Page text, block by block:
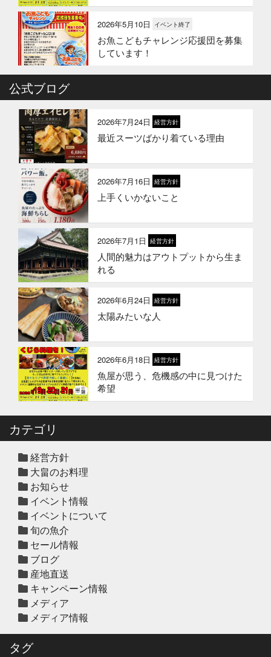
2026年5月10日 イベント終了
お魚こどもチャレンジ応援団を募集
しています！
お魚こどもチャレンジ第10弾
2026年3月24日 イベント終了
2026年3月10日 お知らせ
2026年1月21日 お知らせ
冬のギフトはかぎやオンラインスト
2026年1月1日 お知らせ
2025年12月12日 セール終了
冬の鍋おすすめ4選”予約販売スター
2025年12月10日 休業のお知らせ
ハタ鍋セット予約受付中2025年
2025年
白寿真鯛しゃぶしゃぶ用切り身予約
公式ブログ
2026年7月24日 経営方針
最近スーツばかり着ている理由
2026年7月16日 経営方針
上手くいかないこと
2026年7月1日 経営方針
人間的魅力はアウトプットから生ま
れる
2026年6月24日 経営方針
太陽みたいな人
2026年6月18日 経営方針
魚屋が思う、危機感の中に見つけた
希望
カテゴリ
経営方針
大畠のお料理
お知らせ
イベント情報
イベントについて
旬の魚介
セール情報
ブログ
産地直送
キャンペーン情報
メディア
メディア情報
タグ